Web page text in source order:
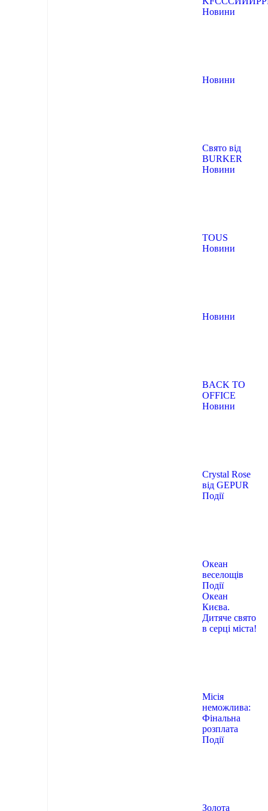
Новини
Новини
Свято від
BURKER
Новини
TOUS
Новини
Новини
BACK TO
OFFICE
Новини
Crystal Rose
від GEPUR
Події
Океан
веселощів
Події
Океан
Києва.
Дитяче свято
в серці міста!
Місія
неможлива:
Фінальна
розплата
Події
Золота